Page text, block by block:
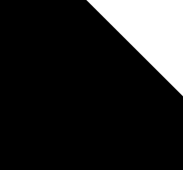
пленку, стекло целое, повесила в